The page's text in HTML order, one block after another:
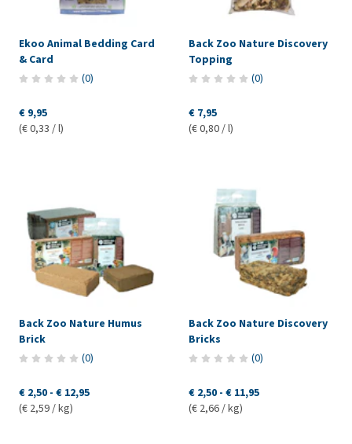
Ekoo Animal Bedding Card
& Card
(0)
€ 9,95
(€ 0,33 / l)
Back Zoo Nature Discovery
Topping
(0)
€ 7,95
(€ 0,80 / l)
Back Zoo Nature Humus
Brick
(0)
€ 2,50 - € 12,95
(€ 2,59 / kg)
Back Zoo Nature Discovery
Bricks
(0)
€ 2,50 - € 11,95
(€ 2,66 / kg)